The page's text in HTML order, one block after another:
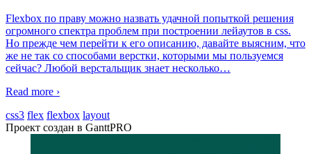
Flexbox по праву можно назвать удачной попыткой решения
огромного спектра проблем при построении лейаутов в css.
Но прежде чем перейти к его описанию, давайте выясним, что
же не так со способами верстки, которыми мы пользуемся
сейчас? Любой верстальщик знает несколько…
Read more ›
css3 flex flexbox layout
Проект создан в GanttPRO